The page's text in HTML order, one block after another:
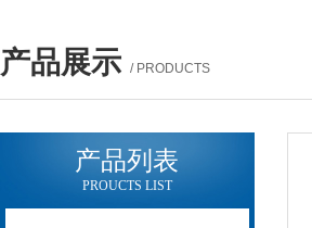
产品展示 / PRODUCTS
产品列表
PROUCTS LIST